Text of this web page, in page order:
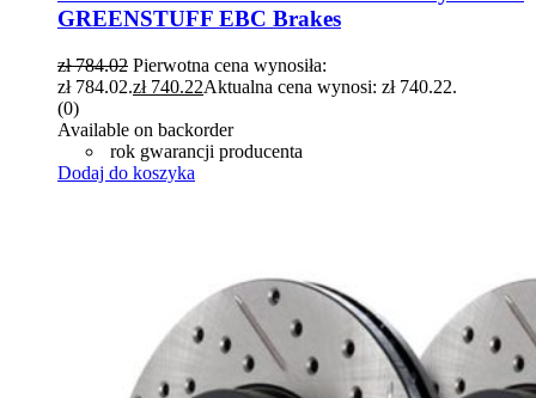
GREENSTUFF EBC Brakes
zł784.02 Pierwotna cena wynosiła:
zł 784.02.zł740.22Aktualna cena wynosi: zł 740.22.
(0)
Available on backorder
rok gwarancji producenta
Dodaj do koszyka